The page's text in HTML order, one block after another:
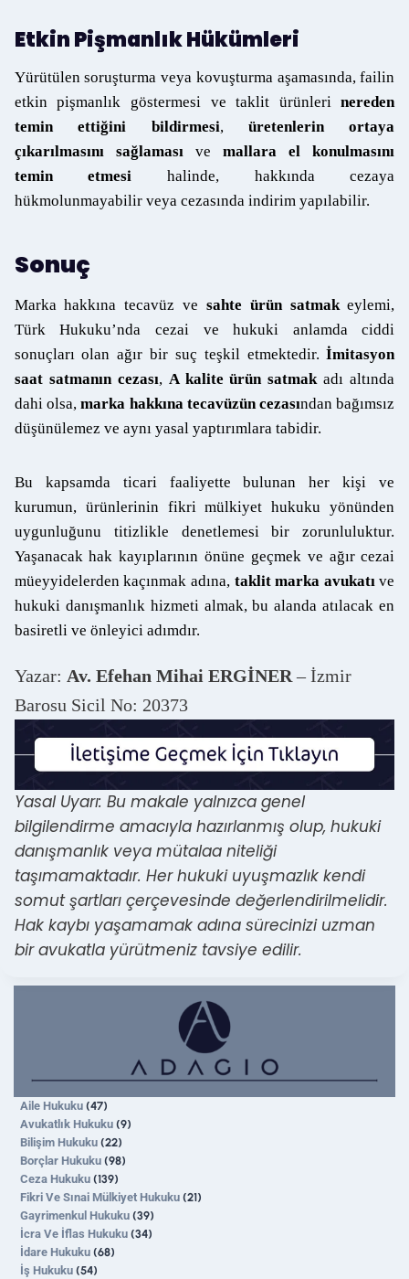
Etkin Pişmanlık Hükümleri
Yürütülen soruşturma veya kovuşturma aşamasında, failin
etkin pişmanlık göstermesi ve taklit ürünlerinereden
temin ettiğini bildirmesi, üretenlerin ortaya
çıkarılmasını sağlamasıvemallara el konulmasını
temin etmesi halinde, hakkında cezaya
hükmolunmayabilir veya cezasında indirim yapılabilir.
Sonuç
Marka hakkına tecavüz ve sahte ürün satmakeylemi,
Türk Hukuku’nda cezai ve hukuki anlamda ciddi
sonuçları olan ağır bir suç teşkil etmektedir.İmitasyon
saat satmanın cezası, A kalite ürün satmakadı altında
dahi olsa,marka hakkına tecavüzün cezasından bağımsız
düşünülemez ve aynı yasal yaptırımlara tabidir.
Bu kapsamda ticari faaliyette bulunan her kişi ve
kurumun, ürünlerinin fikri mülkiyet hukuku yönünden
uygunluğunu titizlikle denetlemesi bir zorunluluktur.
Yaşanacak hak kayıplarının önüne geçmek ve ağır cezai
müeyyidelerden kaçınmak adına, taklit marka avukatıve
hukuki danışmanlık hizmeti almak, bu alanda atılacak en
basiretli ve önleyici adımdır.
Yazar: Av. Efehan Mihai ERGİNER– İzmir
Barosu Sicil No: 20373
Yasal Uyarı: Bu makale yalnızca genel
bilgilendirme amacıyla hazırlanmış olup, hukuki
danışmanlık veya mütalaa niteliği
taşımamaktadır. Her hukuki uyuşmazlık kendi
somut şartları çerçevesinde değerlendirilmelidir.
Hak kaybı yaşamamak adına sürecinizi uzman
bir avukatla yürütmeniz tavsiye edilir.
Aile Hukuku (47)
Avukatlık Hukuku (9)
Bilişim Hukuku (22)
Borçlar Hukuku (98)
Ceza Hukuku (139)
Fikri Ve Sınai Mülkiyet Hukuku (21)
Gayrimenkul Hukuku (39)
İcra Ve İflas Hukuku (34)
İdare Hukuku (68)
İş Hukuku (54)